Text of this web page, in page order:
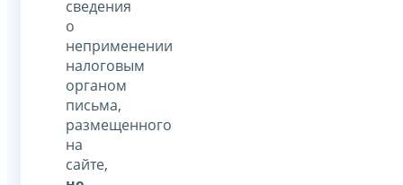
сведения
о
неприменении
налоговым
органом
письма,
размещенного
на
сайте,